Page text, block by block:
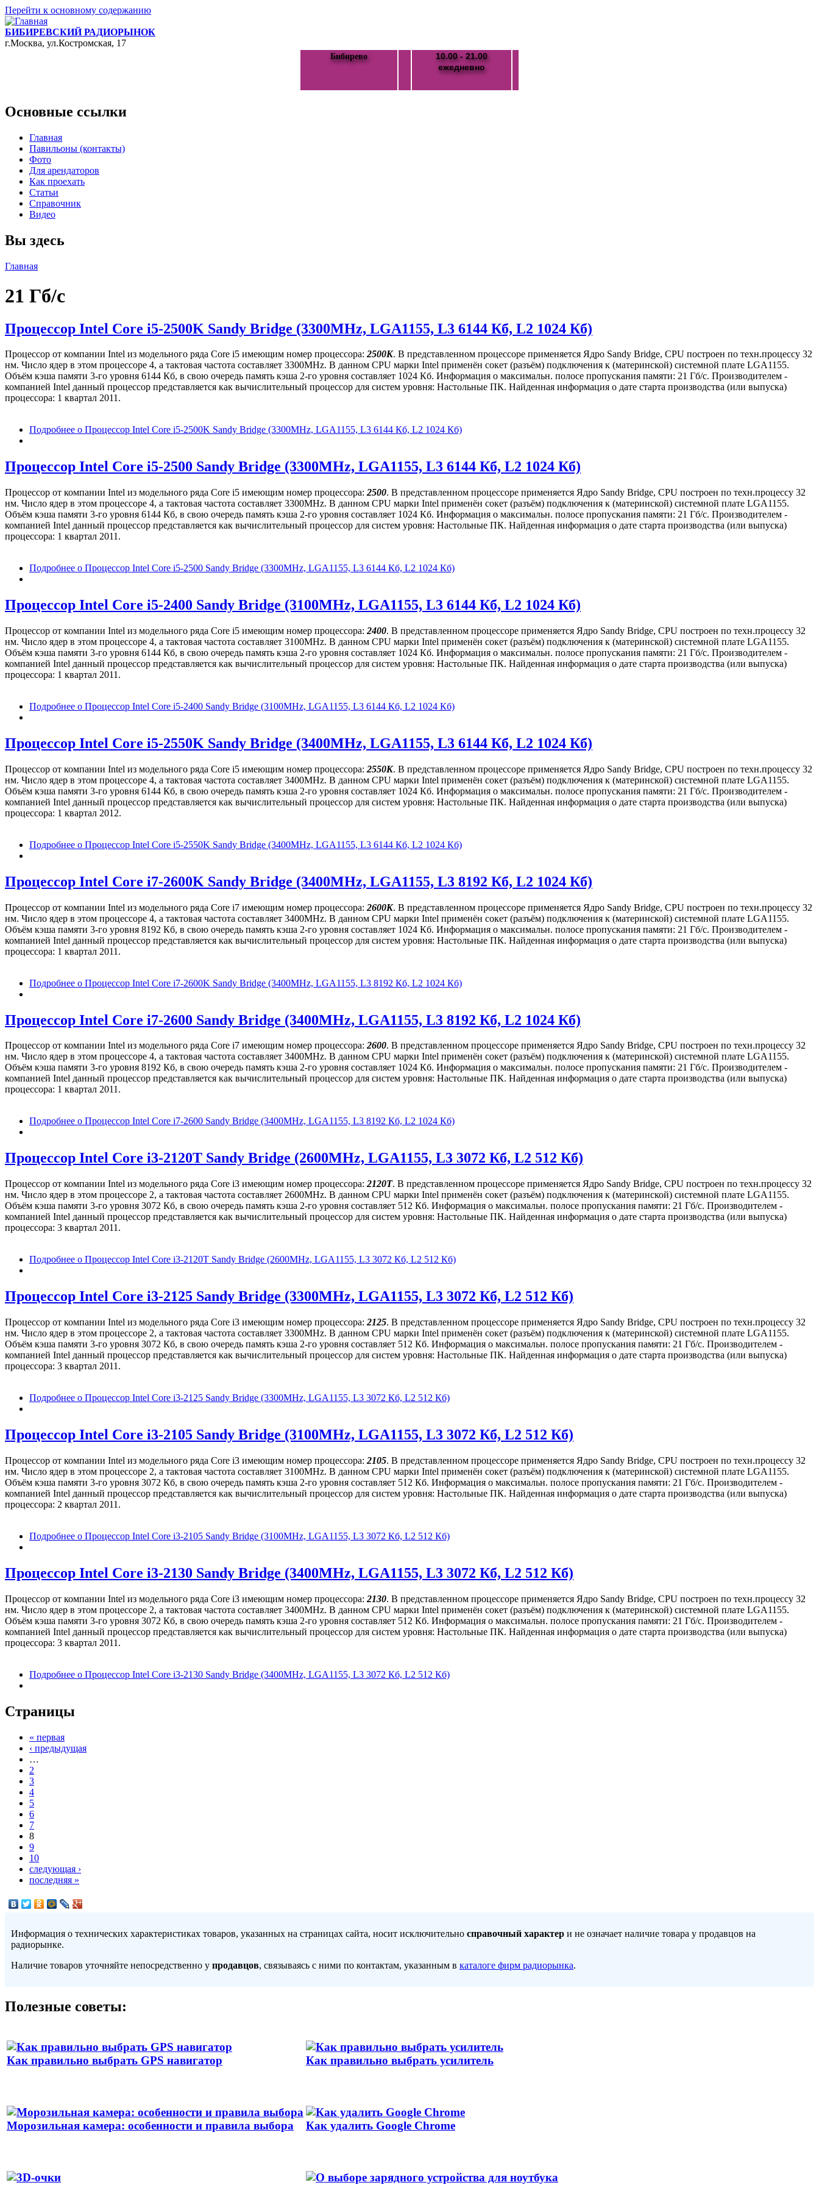
Перейти к основному содержанию
БИБИРЕВСКИЙ РАДИОРЫНОК
г.Москва, ул.Костромская, 17
Бибирево
10.00 - 21.00
ежедневно
Основные ссылки
Главная
Павильоны (контакты)
Фото
Для арендаторов
Как проехать
Статьи
Справочник
Видео
Вы здесь
Главная
21 Гб/с
Процессор Intel Core i5-2500K Sandy Bridge (3300MHz, LGA1155, L3 6144 Кб, L2 1024 Кб)
Процессор от компании Intel из модельного ряда Core i5 имеющим номер процессора:2500K. В представленном процессоре применяется Ядро Sandy Bridge, CPU построен по техн.процессу 32
нм. Число ядер в этом процессоре 4, а тактовая частота составляет 3300MHz. В данном CPU марки Intel применён сокет (разъём) подключения к (материнской) системной плате LGA1155.
Объём кэша памяти 3-го уровня 6144 Кб, в свою очередь память кэша 2-го уровня составляет 1024 Кб. Информация о максимальн. полосе пропускания памяти: 21 Гб/с. Производителем -
компанией Intel данный процессор представляется как вычислительный процессор для систем уровня: Настольные ПК. Найденная информация о дате старта производства (или выпуска)
процессора: 1 квартал 2011.
Подробнее о Процессор Intel Core i5-2500K Sandy Bridge (3300MHz, LGA1155, L3 6144 Кб, L2 1024 Кб)
Процессор Intel Core i5-2500 Sandy Bridge (3300MHz, LGA1155, L3 6144 Кб, L2 1024 Кб)
Процессор от компании Intel из модельного ряда Core i5 имеющим номер процессора: 2500. В представленном процессоре применяется Ядро Sandy Bridge, CPU построен по техн.процессу 32
нм. Число ядер в этом процессоре 4, а тактовая частота составляет 3300MHz. В данном CPU марки Intel применён сокет (разъём) подключения к (материнской) системной плате LGA1155.
Объём кэша памяти 3-го уровня 6144 Кб, в свою очередь память кэша 2-го уровня составляет 1024 Кб. Информация о максимальн. полосе пропускания памяти: 21 Гб/с. Производителем -
компанией Intel данный процессор представляется как вычислительный процессор для систем уровня: Настольные ПК. Найденная информация о дате старта производства (или выпуска)
процессора: 1 квартал 2011.
Подробнее о Процессор Intel Core i5-2500 Sandy Bridge (3300MHz, LGA1155, L3 6144 Кб, L2 1024 Кб)
Процессор Intel Core i5-2400 Sandy Bridge (3100MHz, LGA1155, L3 6144 Кб, L2 1024 Кб)
Процессор от компании Intel из модельного ряда Core i5 имеющим номер процессора: 2400. В представленном процессоре применяется Ядро Sandy Bridge, CPU построен по техн.процессу 32
нм. Число ядер в этом процессоре 4, а тактовая частота составляет 3100MHz. В данном CPU марки Intel применён сокет (разъём) подключения к (материнской) системной плате LGA1155.
Объём кэша памяти 3-го уровня 6144 Кб, в свою очередь память кэша 2-го уровня составляет 1024 Кб. Информация о максимальн. полосе пропускания памяти: 21 Гб/с. Производителем -
компанией Intel данный процессор представляется как вычислительный процессор для систем уровня: Настольные ПК. Найденная информация о дате старта производства (или выпуска)
процессора: 1 квартал 2011.
Подробнее о Процессор Intel Core i5-2400 Sandy Bridge (3100MHz, LGA1155, L3 6144 Кб, L2 1024 Кб)
Процессор Intel Core i5-2550K Sandy Bridge (3400MHz, LGA1155, L3 6144 Кб, L2 1024 Кб)
Процессор от компании Intel из модельного ряда Core i5 имеющим номер процессора: 2550K. В представленном процессоре применяется Ядро Sandy Bridge, CPU построен по техн.процессу 32
нм. Число ядер в этом процессоре 4, а тактовая частота составляет 3400MHz. В данном CPU марки Intel применён сокет (разъём) подключения к (материнской) системной плате LGA1155.
Объём кэша памяти 3-го уровня 6144 Кб, в свою очередь память кэша 2-го уровня составляет 1024 Кб. Информация о максимальн. полосе пропускания памяти: 21 Гб/с. Производителем -
компанией Intel данный процессор представляется как вычислительный процессор для систем уровня: Настольные ПК. Найденная информация о дате старта производства (или выпуска)
процессора: 1 квартал 2012.
Подробнее о Процессор Intel Core i5-2550K Sandy Bridge (3400MHz, LGA1155, L3 6144 Кб, L2 1024 Кб)
Процессор Intel Core i7-2600K Sandy Bridge (3400MHz, LGA1155, L3 8192 Кб, L2 1024 Кб)
Процессор от компании Intel из модельного ряда Core i7 имеющим номер процессора: 2600K. В представленном процессоре применяется Ядро Sandy Bridge, CPU построен по техн.процессу 32
нм. Число ядер в этом процессоре 4, а тактовая частота составляет 3400MHz. В данном CPU марки Intel применён сокет (разъём) подключения к (материнской) системной плате LGA1155.
Объём кэша памяти 3-го уровня 8192 Кб, в свою очередь память кэша 2-го уровня составляет 1024 Кб. Информация о максимальн. полосе пропускания памяти: 21 Гб/с. Производителем -
компанией Intel данный процессор представляется как вычислительный процессор для систем уровня: Настольные ПК. Найденная информация о дате старта производства (или выпуска)
процессора: 1 квартал 2011.
Подробнее о Процессор Intel Core i7-2600K Sandy Bridge (3400MHz, LGA1155, L3 8192 Кб, L2 1024 Кб)
Процессор Intel Core i7-2600 Sandy Bridge (3400MHz, LGA1155, L3 8192 Кб, L2 1024 Кб)
Процессор от компании Intel из модельного ряда Core i7 имеющим номер процессора:2600. В представленном процессоре применяется Ядро Sandy Bridge, CPU построен по техн.процессу 32
нм. Число ядер в этом процессоре 4, а тактовая частота составляет 3400MHz. В данном CPU марки Intel применён сокет (разъём) подключения к (материнской) системной плате LGA1155.
Объём кэша памяти 3-го уровня 8192 Кб, в свою очередь память кэша 2-го уровня составляет 1024 Кб. Информация о максимальн. полосе пропускания памяти: 21 Гб/с. Производителем -
компанией Intel данный процессор представляется как вычислительный процессор для систем уровня: Настольные ПК. Найденная информация о дате старта производства (или выпуска)
процессора: 1 квартал 2011.
Подробнее о Процессор Intel Core i7-2600 Sandy Bridge (3400MHz, LGA1155, L3 8192 Кб, L2 1024 Кб)
Процессор Intel Core i3-2120T Sandy Bridge (2600MHz, LGA1155, L3 3072 Кб, L2 512 Кб)
Процессор от компании Intel из модельного ряда Core i3 имеющим номер процессора: 2120T. В представленном процессоре применяется Ядро Sandy Bridge, CPU построен по техн.процессу 32
нм. Число ядер в этом процессоре 2, а тактовая частота составляет 2600MHz. В данном CPU марки Intel применён сокет (разъём) подключения к (материнской) системной плате LGA1155.
Объём кэша памяти 3-го уровня 3072 Кб, в свою очередь память кэша 2-го уровня составляет 512 Кб. Информация о максимальн. полосе пропускания памяти: 21 Гб/с. Производителем -
компанией Intel данный процессор представляется как вычислительный процессор для систем уровня: Настольные ПК. Найденная информация о дате старта производства (или выпуска)
процессора: 3 квартал 2011.
Подробнее о Процессор Intel Core i3-2120T Sandy Bridge (2600MHz, LGA1155, L3 3072 Кб, L2 512 Кб)
Процессор Intel Core i3-2125 Sandy Bridge (3300MHz, LGA1155, L3 3072 Кб, L2 512 Кб)
Процессор от компании Intel из модельного ряда Core i3 имеющим номер процессора: 2125. В представленном процессоре применяется Ядро Sandy Bridge, CPU построен по техн.процессу 32
нм. Число ядер в этом процессоре 2, а тактовая частота составляет 3300MHz. В данном CPU марки Intel применён сокет (разъём) подключения к (материнской) системной плате LGA1155.
Объём кэша памяти 3-го уровня 3072 Кб, в свою очередь память кэша 2-го уровня составляет 512 Кб. Информация о максимальн. полосе пропускания памяти: 21 Гб/с. Производителем -
компанией Intel данный процессор представляется как вычислительный процессор для систем уровня: Настольные ПК. Найденная информация о дате старта производства (или выпуска)
процессора: 3 квартал 2011.
Подробнее о Процессор Intel Core i3-2125 Sandy Bridge (3300MHz, LGA1155, L3 3072 Кб, L2 512 Кб)
Процессор Intel Core i3-2105 Sandy Bridge (3100MHz, LGA1155, L3 3072 Кб, L2 512 Кб)
Процессор от компании Intel из модельного ряда Core i3 имеющим номер процессора: 2105. В представленном процессоре применяется Ядро Sandy Bridge, CPU построен по техн.процессу 32
нм. Число ядер в этом процессоре 2, а тактовая частота составляет 3100MHz. В данном CPU марки Intel применён сокет (разъём) подключения к (материнской) системной плате LGA1155.
Объём кэша памяти 3-го уровня 3072 Кб, в свою очередь память кэша 2-го уровня составляет 512 Кб. Информация о максимальн. полосе пропускания памяти: 21 Гб/с. Производителем -
компанией Intel данный процессор представляется как вычислительный процессор для систем уровня: Настольные ПК. Найденная информация о дате старта производства (или выпуска)
процессора: 2 квартал 2011.
Подробнее о Процессор Intel Core i3-2105 Sandy Bridge (3100MHz, LGA1155, L3 3072 Кб, L2 512 Кб)
Процессор Intel Core i3-2130 Sandy Bridge (3400MHz, LGA1155, L3 3072 Кб, L2 512 Кб)
Процессор от компании Intel из модельного ряда Core i3 имеющим номер процессора: 2130. В представленном процессоре применяется Ядро Sandy Bridge, CPU построен по техн.процессу 32
нм. Число ядер в этом процессоре 2, а тактовая частота составляет 3400MHz. В данном CPU марки Intel применён сокет (разъём) подключения к (материнской) системной плате LGA1155.
Объём кэша памяти 3-го уровня 3072 Кб, в свою очередь память кэша 2-го уровня составляет 512 Кб. Информация о максимальн. полосе пропускания памяти: 21 Гб/с. Производителем -
компанией Intel данный процессор представляется как вычислительный процессор для систем уровня: Настольные ПК. Найденная информация о дате старта производства (или выпуска)
процессора: 3 квартал 2011.
Подробнее о Процессор Intel Core i3-2130 Sandy Bridge (3400MHz, LGA1155, L3 3072 Кб, L2 512 Кб)
Страницы
« первая
‹ предыдущая
…
2
3
4
5
6
7
8
9
10
следующая ›
последняя »
Информация о технических характеристиках товаров, указанных на страницах сайта, носит исключительно справочный характер и не означает наличие товара у продавцов на
радиорынке.
Наличие товаров уточняйте непосредственно у продавцов, связываясь с ними по контактам, указанным в каталоге фирм радиорынка.
Полезные советы:
Как правильно выбрать GPS навигатор Как правильно выбрать усилитель
Морозильная камера: особенности и правила выбора Как удалить Google Chrome